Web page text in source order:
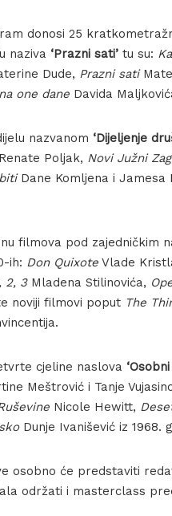
donosi 25
naziva ‘Prazni sati’ tu su:
Dude, Prazni sati
one dane Davida
nazvanom ‘Dijeljenje
Poljak, Novi Južni
Dane Komljena i Jamesa
filmova pod zajedničkim
ih: Don Quixote Vlade
2, 3Mladena Stilinovića,
noviji filmovi poput The
cjeline naslova
Meštrović i Tanje
Nicole Hewitt,
Dunje Ivanišević iz 1968.
osobno će predstaviti
održati i masterclass